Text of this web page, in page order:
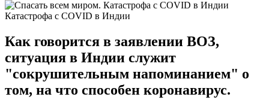
Катастрофа с СOVID в Индии
Как говорится в заявлении ВОЗ,
ситуация в Индии служит
"сокрушительным напоминанием" о
том, на что способен коронавирус.